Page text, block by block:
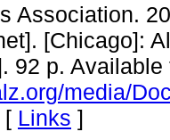
Association.
[Chicago]:
92 p.
media/
[ Links ]